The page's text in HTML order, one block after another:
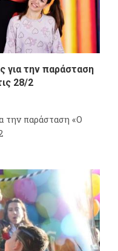
για την παράσταση
28/2
την παράσταση «Ο